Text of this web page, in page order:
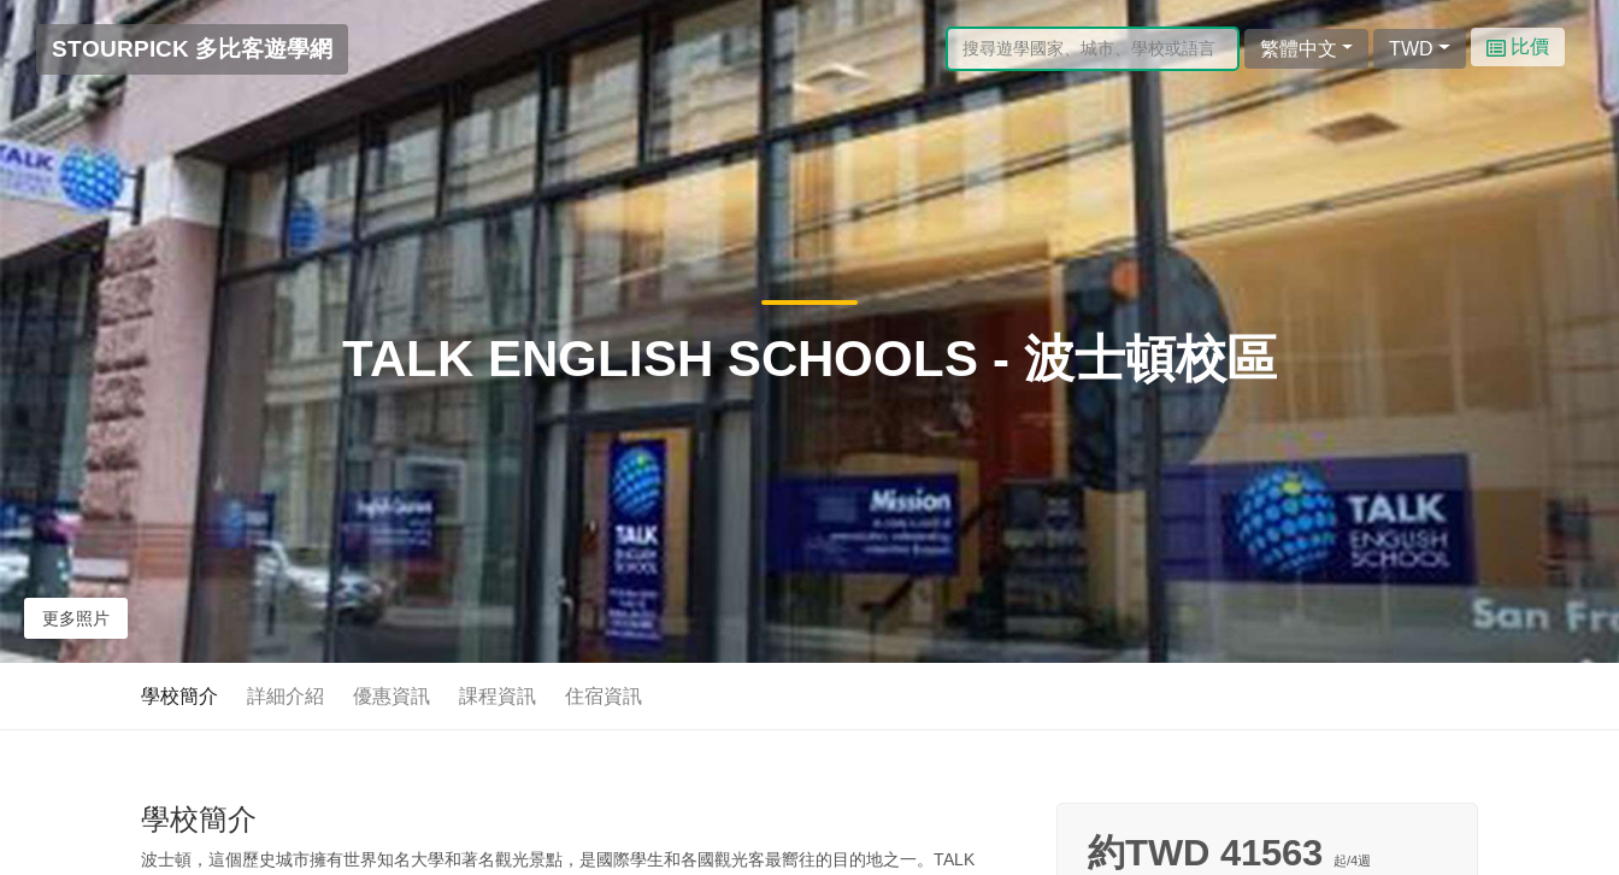
TALK ENGLISH SCHOOLS - 波士頓校區
更多照片
學校簡介 詳細介紹 優惠資訊 課程資訊 住宿資訊
學校簡介
波士頓，這個歷史城市擁有世界知名大學和著名觀光景點，是國際學生和各國觀光客最嚮往的目的地之一。TALK
約TWD 41563 起/4週
STOURPICK 多比客遊學網 繁體中文 TWD 比價